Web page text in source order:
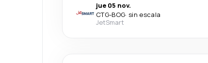
jue 05 nov.
CTG-BOG· sin escala
JetSmart